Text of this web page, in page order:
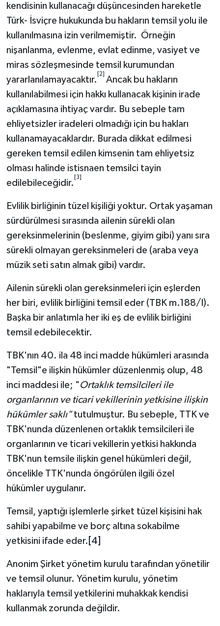
kendisinin kullanacağı düşüncesinden hareketle
Türk- İsviçre hukukunda bu hakların temsil yolu ile
kullanılmasına izin verilmemiştir. Örneğin
nişanlanma, evlenme, evlat edinme, vasiyet ve
miras sözleşmesinde temsil kurumundan
yararlanılamayacaktır.
[2]
Ancak bu hakların
kullanılabilmesi için hakkı kullanacak kişinin irade
açıklamasına ihtiyaç vardır. Bu sebeple tam
ehliyetsizler iradeleri olmadığı için bu hakları
kullanamayacaklardır. Burada dikkat edilmesi
gereken temsil edilen kimsenin tam ehliyetsiz
olması halinde istisnaen temsilci tayin
edilebileceğidir.
[3]
Evlilik birliğinin tüzel kişiliği yoktur. Ortak yaşaman
sürdürülmesi sırasında ailenin sürekli olan
gereksinmelerinin (beslenme, giyim gibi) yanı sıra
sürekli olmayan gereksinmeleri de (araba veya
müzik seti satın almak gibi) vardır.
Ailenin sürekli olan gereksinmeleri için eşlerden
her biri, evlilik birliğini temsil eder (TBK m.188/I).
Başka bir anlatımla her iki eş de evlilik birliğini
temsil edebilecektir.
TBK'nın 40. ila 48 inci madde hükümleri arasında
"Temsil"e ilişkin hükümler düzenlenmiş olup, 48
inci maddesi ile; " Ortaklık temsilcileri ile
organlarının ve ticari vekillerinin yetkisine ilişkin
hükümler saklı"tutulmuştur. Bu sebeple, TTK ve
TBK'nunda düzenlenen ortaklık temsilcileri ile
organlarının ve ticari vekillerin yetkisi hakkında
TBK'nun temsile ilişkin genel hükümleri değil,
öncelikle TTK'nunda öngörülen ilgili özel
hükümler uygulanır.
Temsil, yaptığı işlemlerle şirket tüzel kişisini hak
sahibi yapabilme ve borç altına sokabilme
yetkisini ifade eder. [4]
Anonim Şirket yönetim kurulu tarafından yönetilir
ve temsil olunur. Yönetim kurulu, yönetim
haklarıyla temsil yetkilerini muhakkak kendisi
kullanmak zorunda değildir.